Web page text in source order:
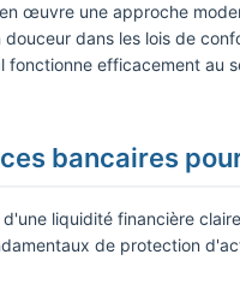
œuvre une approche
douceur dans les lois de
fonctionne efficacement au
bancaires
d'une liquidité financière
de protection